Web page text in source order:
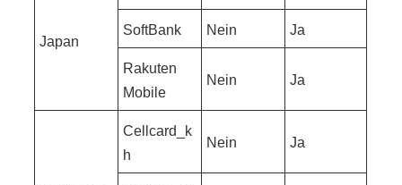
Japan
SoftBank Nein Ja
Rakuten
Mobile
Nein Ja
Cellcard_k
h
Nein Ja